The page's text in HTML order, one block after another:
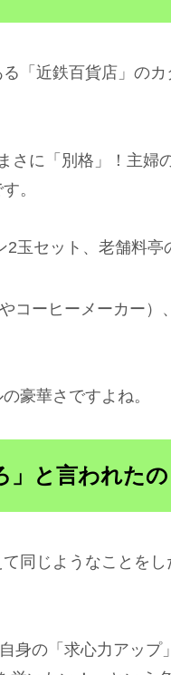
「近鉄百貨店」のカ
さに「別格」！主婦
。
2玉セット、老舗料亭
コーヒーメーカー）
豪華さですよね。
と言われたの
同じようなことをし
身の「求心力アップ